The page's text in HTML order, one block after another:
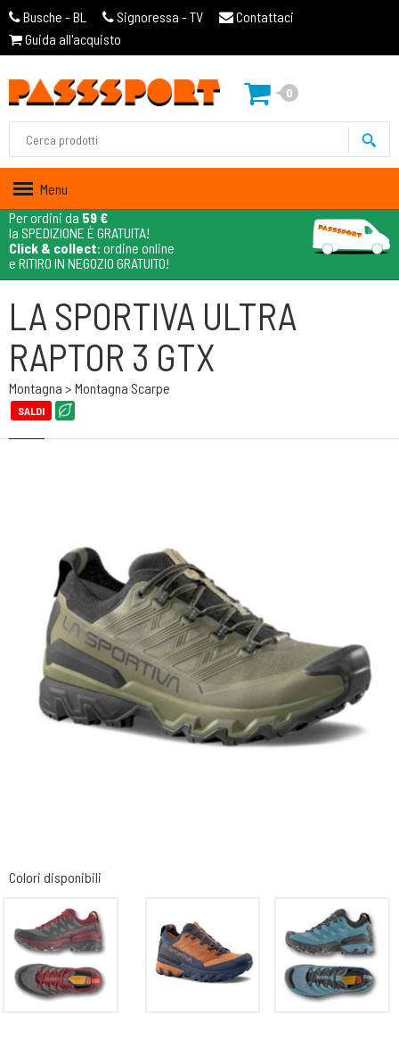
Busche - BL Signoressa - TV
Contattaci
Guida all'acquisto
0
Menu
Per ordini da 59 €
la SPEDIZIONE È GRATUITA!
Click & collect: ordine online
e RITIRO IN NEGOZIO GRATUITO!
LA SPORTIVA ULTRA
RAPTOR 3 GTX
Montagna > Montagna Scarpe
SALDI
Colori disponibili